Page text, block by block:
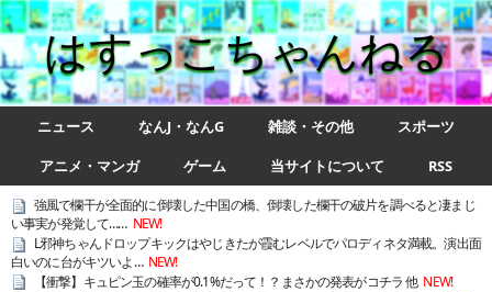
はすっこちゃんねる
ニュース なんJ・なんG 雑談・その他
スポーツ
アニメ・マンガ
ゲーム 当サイトについて RSS
強風で欄干が全面的に倒壊した中国の橋、倒壊した欄干の破片を調べると凄まじ
い事実が発覚して…… NEW!
L邪神ちゃんドロップキックはやじきたが霞むレベルでパロディネタ満載。演出面
白いのに台がキツいよ… NEW!
【衝撃】キュピン玉の確率が0.1%だって！？まさかの発表がコチラ 他 NEW!